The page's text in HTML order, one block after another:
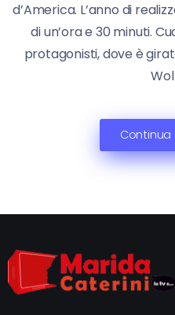
d’America. L’anno di
di un’ora e 30 minuti.
protagonisti, dove è
Continua